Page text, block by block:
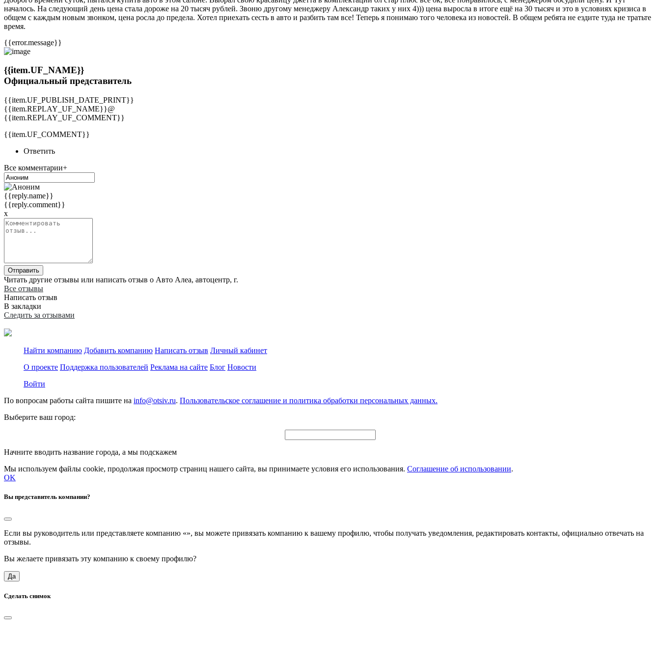
началось. На следующий день цена стала дороже на 20 тысяч рублей. Звоню другому менеджеру Александр таких у них 4))) цена выросла в итоге ещё на 30 тысяч и это в условиях кризиса в
общем с каждым новым звонком, цена росла до предела. Хотел приехать сесть в авто и разбить там все! Теперь я понимаю того человека из новостей. В общем ребята не ездите туда не тратьте
время.
{{error.message}}
{{item.UF_NAME}}
Официальный представитель
{{item.UF_PUBLISH_DATE_PRINT}}
{{item.REPLAY_UF_NAME}}@
{{item.REPLAY_UF_COMMENT}}
{{item.UF_COMMENT}}
Ответить
Все комментарии+
{{reply.name}}
{{reply.comment}}
x
Отправить
Читать другие отзывы или написать отзыв о Авто Алеа, автоцентр, г.
Все отзывы
Написать отзыв
В закладки
Следить за отзывами
Найти компанию Добавить компанию Написать отзыв Личный кабинет
О проекте Поддержка пользователей Реклама на сайте Блог Новости
Войти
По вопросам работы сайта пишите на info@otsiv.ru. Пользовательское соглашение и политика обработки персональных данных.
Выберите ваш город:
Начните вводить название города, а мы подскажем
Мы используем файлы cookie, продолжая просмотр страниц нашего сайта, вы принимаете условия его использования. Соглашение об использовании.
OK
Вы представитель компании?
Если вы руководитель или представляете компанию «», вы можете привязать компанию к вашему профилю, чтобы получать уведомления, редактировать контакты, официально отвечать на
отзывы.
Вы желаете привязать эту компанию к своему профилю?
Да
Сделать снимок